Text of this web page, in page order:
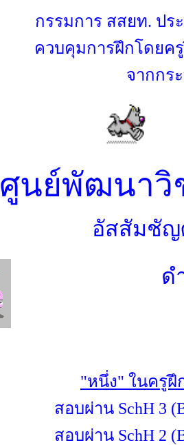
กรรมการ สสยท. ปร
ควบคุมการฝึกโดยค
จากกร
ศูนย์พัฒนาวิ
อัสสัมชัญ
ด
"หนึ่ง" ในครูฝึ
สอบผ่าน SchH 3
สอบผ่าน SchH 2